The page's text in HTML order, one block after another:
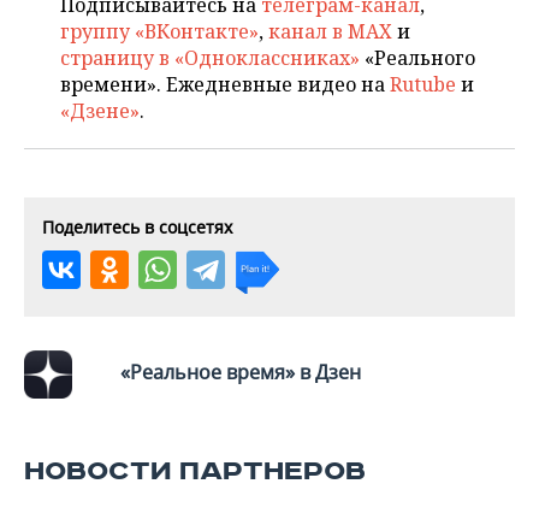
группу «ВКонтакте»,канал в MAXи
страницу в «Одноклассниках» «Реального
времени». Ежедневные видео наRutube и
«Дзене».
Поделитесь в соцсетях
«Реальное время» в Дзен
НОВОСТИ ПАРТНЕРОВ